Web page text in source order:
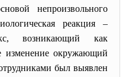
непроизвольного
реакция –
возникающий как
изменение окружающий
был выявлен